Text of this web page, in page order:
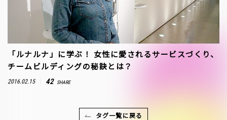
「ルナルナ」に学ぶ！ 女性に愛されるサービスづくり、
チームビルディングの秘訣とは？
2016.02.15 42 SHARE
タグ一覧に戻る